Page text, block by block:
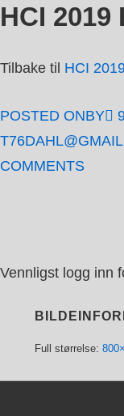
↓
til
HCI
Tilbake til HCI
POSTED ONBY
COMMENTS
Vennligst logg inn
Full størrelse: